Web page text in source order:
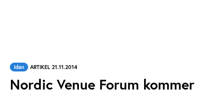
Idan ARTIKEL 21.11.2014
Nordic Venue Forum kommer